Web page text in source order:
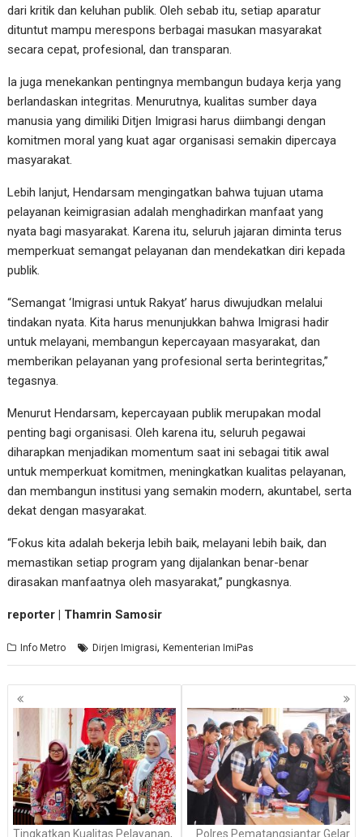
dari kritik dan keluhan publik. Oleh sebab itu, setiap aparatur
dituntut mampu merespons berbagai masukan masyarakat
secara cepat, profesional, dan transparan.
Ia juga menekankan pentingnya membangun budaya kerja yang
berlandaskan integritas. Menurutnya, kualitas sumber daya
manusia yang dimiliki Ditjen Imigrasi harus diimbangi dengan
komitmen moral yang kuat agar organisasi semakin dipercaya
masyarakat.
Lebih lanjut, Hendarsam mengingatkan bahwa tujuan utama
pelayanan keimigrasian adalah menghadirkan manfaat yang
nyata bagi masyarakat. Karena itu, seluruh jajaran diminta terus
memperkuat semangat pelayanan dan mendekatkan diri kepada
publik.
“Semangat ‘Imigrasi untuk Rakyat’ harus diwujudkan melalui
tindakan nyata. Kita harus menunjukkan bahwa Imigrasi hadir
untuk melayani, membangun kepercayaan masyarakat, dan
memberikan pelayanan yang profesional serta berintegritas,”
tegasnya.
Menurut Hendarsam, kepercayaan publik merupakan modal
penting bagi organisasi. Oleh karena itu, seluruh pegawai
diharapkan menjadikan momentum saat ini sebagai titik awal
untuk memperkuat komitmen, meningkatkan kualitas pelayanan,
dan membangun institusi yang semakin modern, akuntabel, serta
dekat dengan masyarakat.
“Fokus kita adalah bekerja lebih baik, melayani lebih baik, dan
memastikan setiap program yang dijalankan benar-benar
dirasakan manfaatnya oleh masyarakat,” pungkasnya.
reporter | Thamrin Samosir
Info Metro Dirjen Imigrasi,Kementerian ImiPas
Navigasi
pos
Tingkatkan Kualitas Pelayanan, Polres Pematangsiantar Gelar